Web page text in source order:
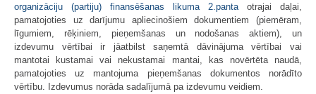
organizāciju (partiju) finansēšanas likuma
2.panta otrajai daļai,
pamatojoties uz darījumu apliecinošiem dokumentiem (piemēram,
līgumiem, rēķiniem, pieņemšanas un nodošanas aktiem), un
izdevumu vērtībai ir jāatbilst saņemtā dāvinājuma vērtībai vai
mantotai kustamai vai nekustamai mantai, kas novērtēta naudā,
pamatojoties uz mantojuma pieņemšanas dokumentos norādīto
vērtību. Izdevumus norāda sadalījumā pa izdevumu veidiem.